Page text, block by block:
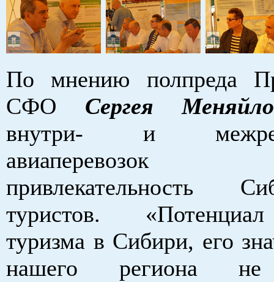
По мнению полпреда
СФО Сергея Меняйло
внутри- и
авиаперевозок
привлекательность
туристов.
туризма в Сибири, его
нашего региона не